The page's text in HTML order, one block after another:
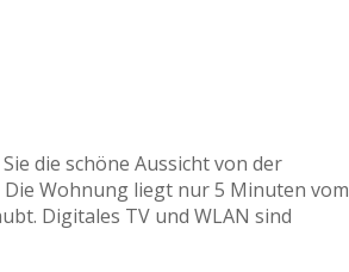
die schöne Aussicht von der
Wohnung liegt nur 5 Minuten vom
Digitales TV und WLAN sind